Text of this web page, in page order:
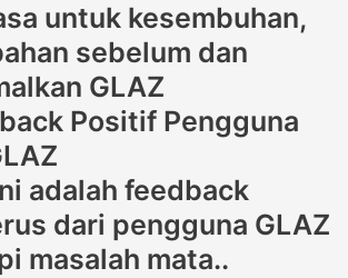
untuk kesembuhan,
sebelum dan
GLAZ
Positif Pengguna
adalah feedback
dari pengguna GLAZ
masalah mata..